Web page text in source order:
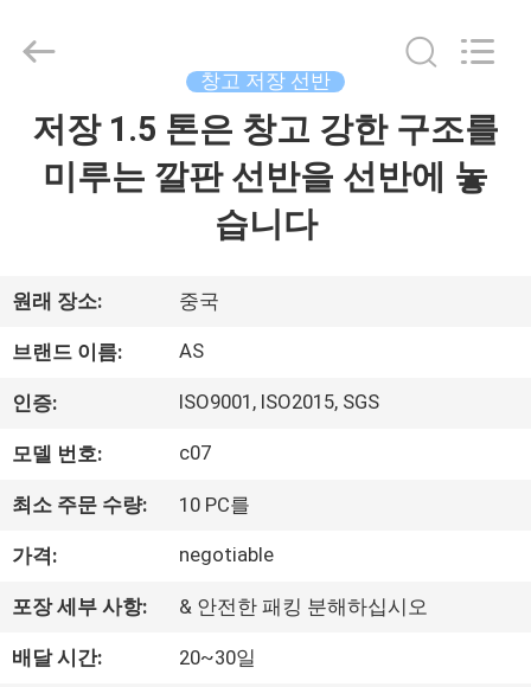
집
화
면
우
리
에
대
하
2026
Shelves
Co.,Ltd.
Reserved.
창고 저장 선반
저장 1.5 톤은 창고 강한 구조를
미루는 깔판 선반을 선반에 놓
습니다
원래 장소: 중국
브랜드 이름: AS
인증: ISO9001, ISO2015, SGS
모델 번호: c07
최소 주문 수량: 10 PC를
가격: negotiable
포장 세부 사항: & 안전한 패킹 분해하십시오
배달 시간: 20~30일